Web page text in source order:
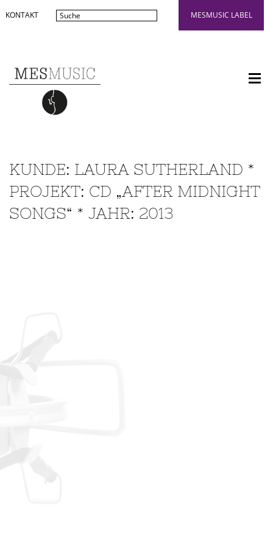
KONTAKT MESMUSIC LABEL
KUNDE: LAURA SUTHERLAND *
PROJEKT: CD „AFTER MIDNIGHT
SONGS“ * JAHR: 2013